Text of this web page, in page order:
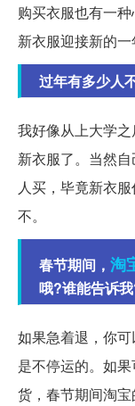
购买衣服也有一
新衣服迎接新的一
过年有多少人
我好像从上大学
新衣服了。当然
人买，毕竟新衣
不。
春节期间， 淘
哦?谁能告诉
如果急着退，你
是不停运的。如
货，春节期间淘